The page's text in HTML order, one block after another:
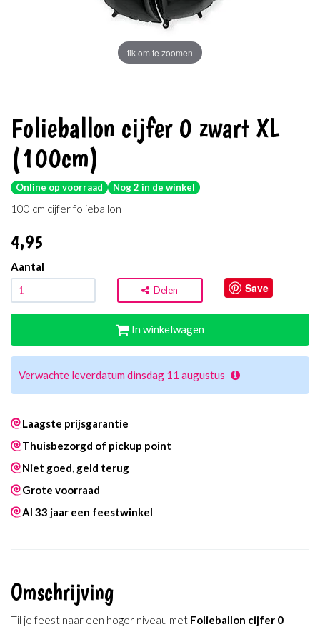
tik om te zoomen
Folieballon cijfer 0 zwart XL
(100cm)
Online op voorraad Nog 2 in de winkel
100 cm cijfer folieballon
4,95
Aantal
Delen Save
In winkelwagen
Verwachte leverdatum dinsdag 11 augustus
Laagste prijsgarantie
Thuisbezorgd of pickup point
Niet goed, geld terug
Grote voorraad
Al 33 jaar een feestwinkel
Omschrijving
Til je feest naar een hoger niveau met Folieballon cijfer 0